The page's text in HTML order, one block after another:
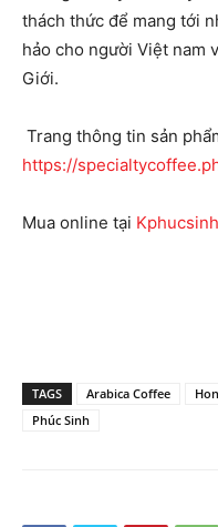
thách thức để mang tới
hảo cho người Việt nam
Giới.
Trang thông tin sản
https://
Mua online tại
TAGS Arabica Coffee
Phúc Sinh